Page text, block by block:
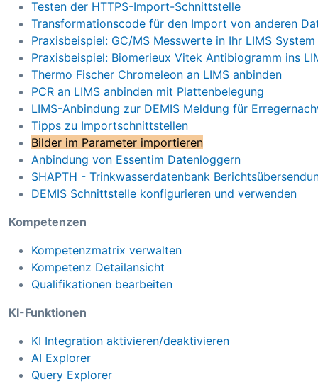
Testen der HTTPS-Import-Schnittstelle
Transformationscode für den Import von anderen
Praxisbeispiel: GC/MS Messwerte in Ihr LIMS
Praxisbeispiel: Biomerieux Vitek Antibiogramm ins
Thermo Fischer Chromeleon an LIMS anbinden
PCR an LIMS anbinden mit Plattenbelegung
LIMS-Anbindung zur DEMIS Meldung für
Tipps zu Importschnittstellen
Bilder im Parameter importieren
Anbindung von Essentim Datenloggern
SHAPTH - Trinkwasserdatenbank
DEMIS Schnittstelle konfigurieren und verwenden
Kompetenzen
Kompetenzmatrix verwalten
Kompetenz Detailansicht
Qualifikationen bearbeiten
KI-Funktionen
KI Integration aktivieren/deaktivieren
AI Explorer
Query Explorer